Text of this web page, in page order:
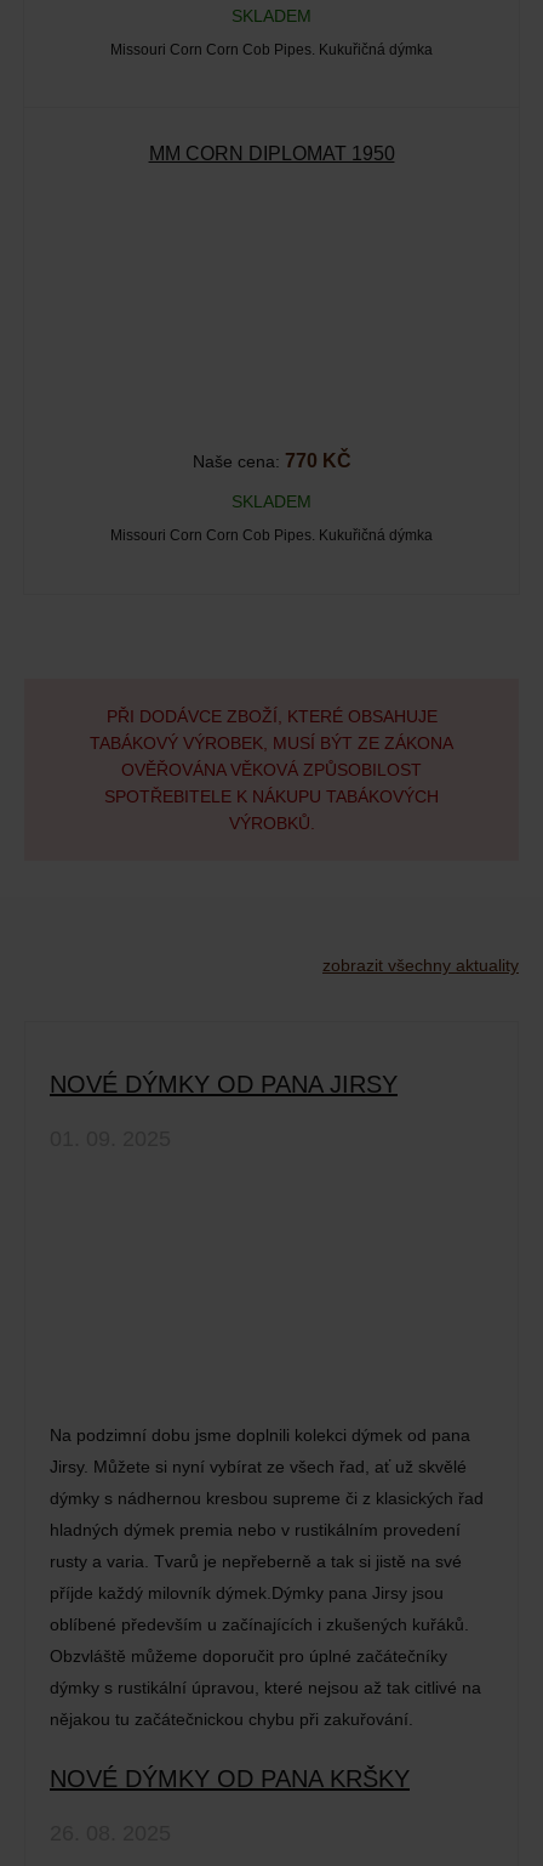
SKLADEM
Missouri Corn Corn Cob Pipes. Kukuřičná dýmka
MM CORN DIPLOMAT 1950
Naše cena: 770 KČ
SKLADEM
Missouri Corn Corn Cob Pipes. Kukuřičná dýmka
PŘI DODÁVCE ZBOŽÍ, KTERÉ OBSAHUJE
TABÁKOVÝ VÝROBEK, MUSÍ BÝT ZE ZÁKONA
OVĚŘOVÁNA VĚKOVÁ ZPŮSOBILOST
SPOTŘEBITELE K NÁKUPU TABÁKOVÝCH
VÝROBKŮ.
zobrazit všechny aktuality
NOVÉ DÝMKY OD PANA JIRSY
Na podzimní dobu jsme doplnili kolekci dýmek od pana
Jirsy. Můžete si nyní vybírat ze všech řad, ať už skvělé
dýmky s nádhernou kresbou supreme či z klasických řad
hladných dýmek premia nebo v rustikálním provedení
rusty a varia. Tvarů je nepřeberně a tak si jistě na své
příjde každý milovník dýmek.Dýmky pana Jirsy jsou
oblíbené především u začínajících i zkušených kuřáků.
Obzvláště můžeme doporučit pro úplné začátečníky
dýmky s rustikální úpravou, které nejsou až tak citlivé na
nějakou tu začátečnickou chybu při zakuřování.
NOVÉ DÝMKY OD PANA KRŠKY